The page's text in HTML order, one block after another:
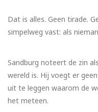
Dat is alles. Geen tirade.
simpelweg vast: als
Sandburg noteert de zin
wereld is. Hij voegt er
uit te leggen waarom de
het meteen.